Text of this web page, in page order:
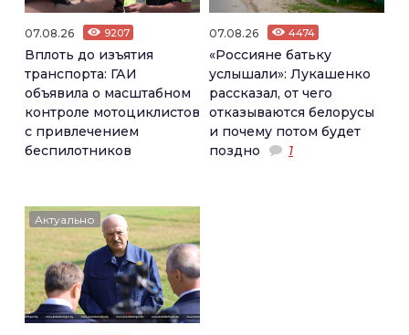
07.08.26 9207
Вплоть до изъятия
транспорта: ГАИ
объявила о масштабном
контроле мотоциклистов
с привлечением
беспилотников
07.08.26 4474
«Россияне батьку
услышали»: Лукашенко
рассказал, от чего
отказываются белорусы
и почему потом будет
поздно
1
Актуально